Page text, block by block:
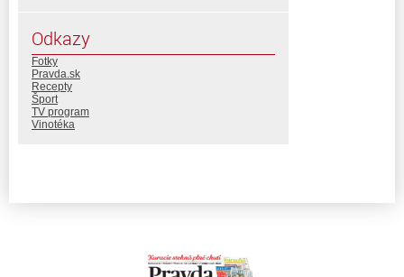
Odkazy
Fotky
Pravda.sk
Recepty
Šport
TV program
Vinotéka